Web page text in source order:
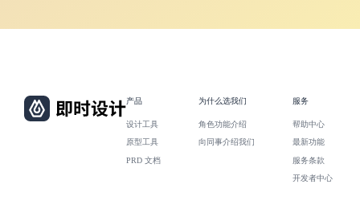
产品
设计工具
原型工具
PRD 文档
为什么选我们
角色功能介绍
向同事介绍我们
服务
帮助中心
最新功能
服务条款
开发者中心